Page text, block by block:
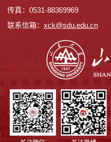
传真：0531-88369969
联系信箱： xck@sdu.edu.cn